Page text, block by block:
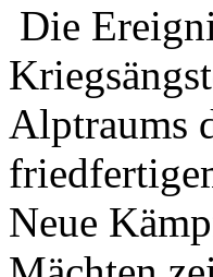
Die
Alptraums
Neue